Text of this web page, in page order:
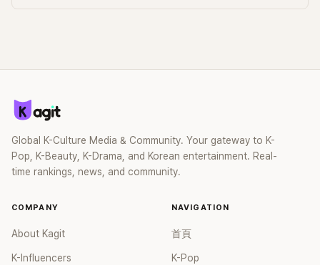
Global K-Culture Media & Community. Your gateway to K-
Pop, K-Beauty, K-Drama, and Korean entertainment. Real-
time rankings, news, and community.
COMPANY
About Kagit
K-Influencers
NAVIGATION
首頁
K-Pop